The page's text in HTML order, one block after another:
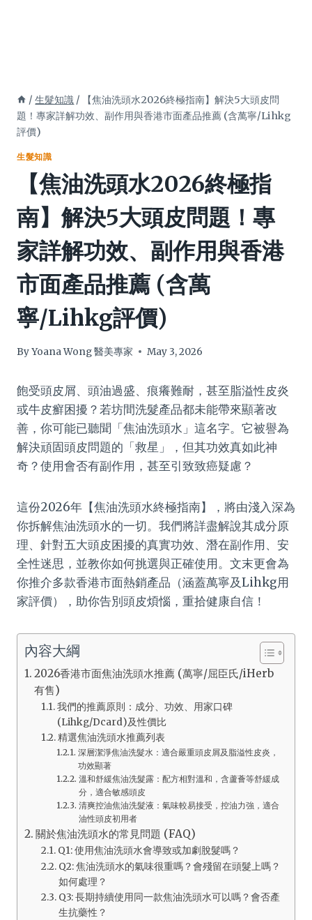
/ 生髮知識 /
【焦油洗頭水2026終極指南】解決5大頭皮問
題！專家詳解功效、副作用與香港市面產品推薦 (含萬寧/Lihkg
評價)
生髮知識
【焦油洗頭水2026終極指
南】解決5大頭皮問題！專
家詳解功效、副作用與香港
市面產品推薦 (含萬
寧/Lihkg評價)
ByYoana Wong 醫美專家 May 3, 2026
飽受頭皮屑、頭油過盛、痕癢難耐，甚至脂溢性皮炎
或牛皮癬困擾？若坊間洗髮產品都未能帶來顯著改
善，你可能已聽聞「焦油洗頭水」這名字。它被譽為
解決頑固頭皮問題的「救星」，但其功效真如此神
奇？使用會否有副作用，甚至引致致癌疑慮？
這份2026年【焦油洗頭水終極指南】，將由淺入深為
你拆解焦油洗頭水的一切。我們將詳盡解說其成分原
理、針對五大頭皮困擾的真實功效、潛在副作用、安
全性迷思，並教你如何挑選與正確使用。文末更會為
你推介多款香港市面熱銷產品（涵蓋萬寧及Lihkg用
家評價），助你告別頭皮煩惱，重拾健康自信！
內容大綱
2026香港市面焦油洗頭水推薦 (萬寧/屈臣氏/iHerb
有售)
我們的推薦原則：成分、功效、用家口碑
(Lihkg/Dcard)及性價比
精選焦油洗頭水推薦列表
深層潔淨焦油洗髮水：適合嚴重頭皮屑及脂溢性皮炎，
功效顯著
溫和舒緩焦油洗髮露：配方相對溫和，含蘆薈等舒緩成
分，適合敏感頭皮
清爽控油焦油洗髮液：氣味較易接受，控油力強，適合
油性頭皮初用者
關於焦油洗頭水的常見問題 (FAQ)
Q1: 使用焦油洗頭水會導致或加劇脫髮嗎？
Q2: 焦油洗頭水的氣味很重嗎？會殘留在頭髮上嗎？
如何處理？
Q3: 長期持續使用同一款焦油洗頭水可以嗎？會否產
生抗藥性？